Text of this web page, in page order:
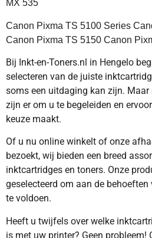
MX 535
Canon Pixma TS 5100 Series
Canon Pixma TS 5150 Canon
Bij Inkt-en-Toners.nl in Hengelo
selecteren van de juiste
soms een uitdaging kan zijn. Maar
zijn er om u te begeleiden en
keuze maakt.
Of u nu online winkelt of onze
bezoekt, wij bieden een breed
inktcartridges en toners. Onze
geselecteerd om aan de
te voldoen.
Heeft u twijfels over welke
is met uw printer? Geen probleem!